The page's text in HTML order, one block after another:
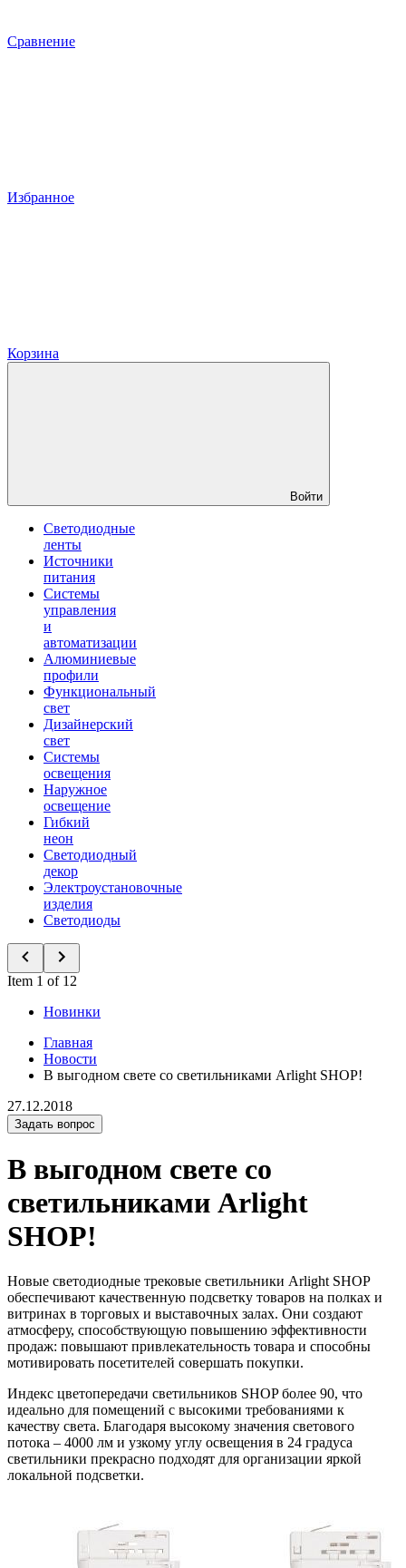
Сравнение
Избранное
Корзина
Войти
Светодиодные
ленты
Источники
питания
Системы
управления
и
автоматизации
Алюминиевые
профили
Функциональный
свет
Дизайнерский
свет
Системы
освещения
Наружное
освещение
Гибкий
неон
Светодиодный
декор
Электроустановочные
изделия
Светодиоды
Item 1 of 12
Новинки
Главная
Новости
В выгодном свете со светильниками Arlight SHOP!
27.12.2018
Задать вопрос
В выгодном свете со
светильниками Arlight
SHOP!
Новые светодиодные трековые светильники Arlight SHOP
обеспечивают качественную подсветку товаров на полках и
витринах в торговых и выставочных залах. Они создают
атмосферу, способствующую повышению эффективности
продаж: повышают привлекательность товара и способны
мотивировать посетителей совершать покупки.
Индекс цветопередачи светильников SHOP более 90, что
идеально для помещений с высокими требованиями к
качеству света. Благодаря высокому значения светового
потока – 4000 лм и узкому углу освещения в 24 градуса
светильники прекрасно подходят для организации яркой
локальной подсветки.